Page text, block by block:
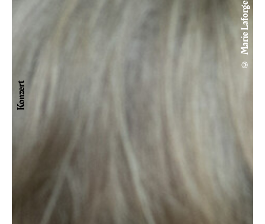
Konzert
© Marie Laforge